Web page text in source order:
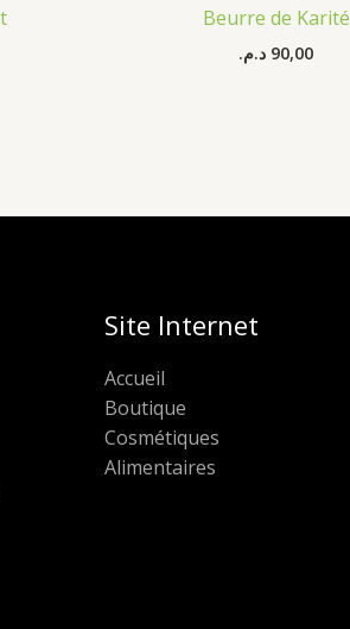
Beurre de Karité
90,00 د.م.
Site Internet
Accueil
Boutique
Cosmétiques
Alimentaires